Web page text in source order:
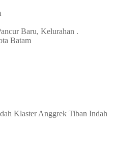
Baru, Kelurahan .
Batam
Klaster Anggrek Tiban Indah